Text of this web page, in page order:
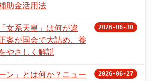
助金活用法
女系天皇」は何が違
案が国会で大詰め、養
やさしく解説
2026-06-30
ン」とは何か？ニュー
2026-06-27